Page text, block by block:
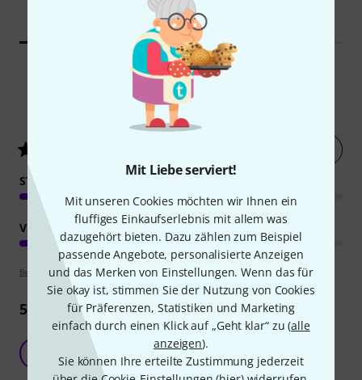
Mit Liebe serviert!
Mit unseren Cookies möchten wir Ihnen ein
fluffiges Einkaufserlebnis mit allem was
dazugehört bieten. Dazu zählen zum Beispiel
passende Angebote, personalisierte Anzeigen
und das Merken von Einstellungen. Wenn das für
Sie okay ist, stimmen Sie der Nutzung von Cookies
für Präferenzen, Statistiken und Marketing
einfach durch einen Klick auf „Geht klar“ zu (alle
anzeigen).
Sie können Ihre erteilte Zustimmung jederzeit
-35%
Kundenbewertungen
STABILITÄT
VERARBEITUNG
Bewertungsrichtlinien
5Rezensionen
Gemischte Gefühle
GeoMujo 18.11.2023